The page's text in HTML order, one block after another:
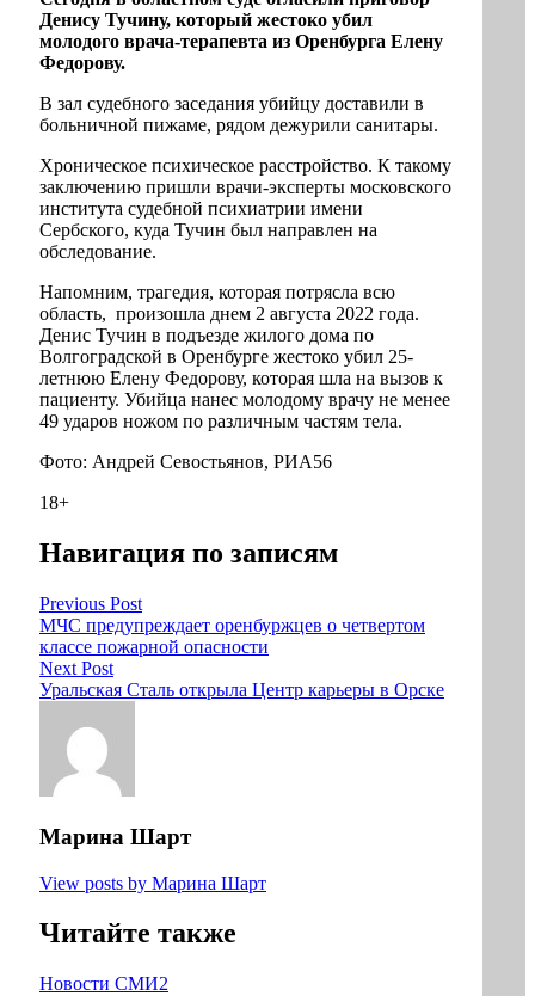
Денису Тучину, который жестоко убил
молодого врача-терапевта из Оренбурга Елену
Федорову.
В зал судебного заседания убийцу доставили в
больничной пижаме, рядом дежурили санитары.
Хроническое психическое расстройство. К такому
заключению пришли врачи-эксперты московского
института судебной психиатрии имени
Сербского, куда Тучин был направлен на
обследование.
Напомним, трагедия, которая потрясла всю
область, произошла днем 2 августа 2022 года.
Денис Тучин в подъезде жилого дома по
Волгоградской в Оренбурге жестоко убил 25-
летнюю Елену Федорову, которая шла на вызов к
пациенту. Убийца нанес молодому врачу не менее
49 ударов ножом по различным частям тела.
Фото: Андрей Севостьянов, РИА56
18+
Навигация по записям
Previous Post
МЧС предупреждает оренбуржцев о четвертом
классе пожарной опасности
Next Post
Уральская Сталь открыла Центр карьеры в Орске
Марина Шарт
View posts by Марина Шарт
Читайте также
Новости СМИ2